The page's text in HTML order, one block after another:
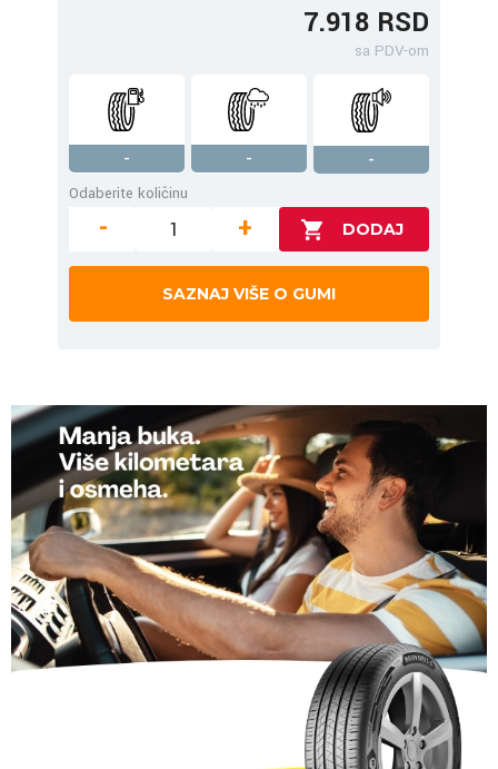
7.918 RSD
sa PDV-om
- -
-
Odaberite količinu
- +
SAZNAJ VIŠE O GUMI